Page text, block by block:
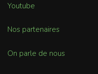
Youtube
Nos partenaires
On parle de nous